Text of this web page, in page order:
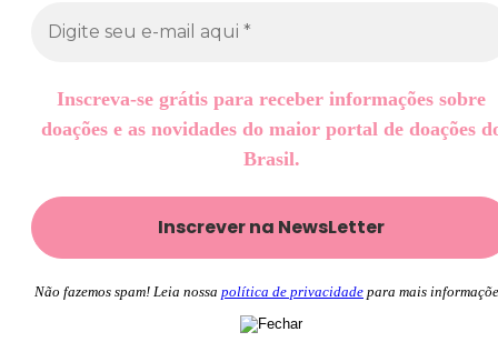
Inscreva-se grátis para receber informações sobre
doações e as novidades do maior portal de doações
Brasil.
Não fazemos spam! Leia nossa política de privacidade para mais